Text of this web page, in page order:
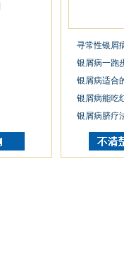
寻常性银屑
银屑病一跑
银屑病适合
银屑病能吃
银屑病脐疗